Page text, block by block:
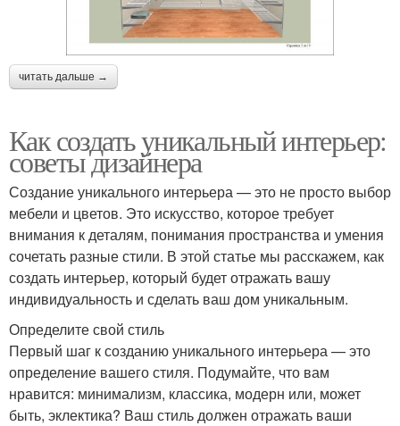
читать дальше →
Как создать уникальный интерьер:
советы дизайнера
Создание уникального интерьера — это не просто выбор
мебели и цветов. Это искусство, которое требует
внимания к деталям, понимания пространства и умения
сочетать разные стили. В этой статье мы расскажем, как
создать интерьер, который будет отражать вашу
индивидуальность и сделать ваш дом уникальным.
Определите свой стиль
Первый шаг к созданию уникального интерьера — это
определение вашего стиля. Подумайте, что вам
нравится: минимализм, классика, модерн или, может
быть, эклектика? Ваш стиль должен отражать ваши